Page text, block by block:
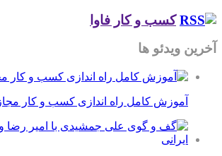
کسب و کار فاوا
آخرین ویدئو ها
آموزش کامل راه اندازی کسب و کار